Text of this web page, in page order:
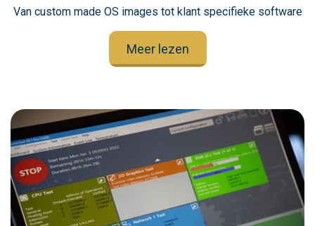
Van custom made OS images tot klant specifieke software
Meer lezen